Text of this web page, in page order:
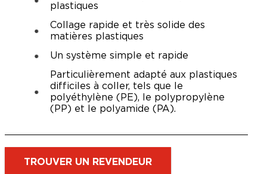
plastiques
Collage rapide et très solide des
matières plastiques
Un système simple et rapide
Particulièrement adapté aux plastiques
difficiles à coller, tels que le
polyéthylène (PE), le polypropylène
(PP) et le polyamide (PA).
TROUVER UN REVENDEUR